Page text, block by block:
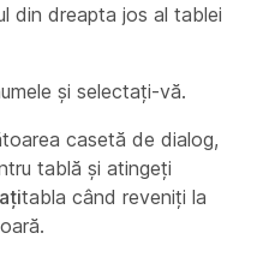
din dreapta jos al tablei
și selectați-vă.
casetă de dialog,
tablă și atingeți
tabla când reveniți la